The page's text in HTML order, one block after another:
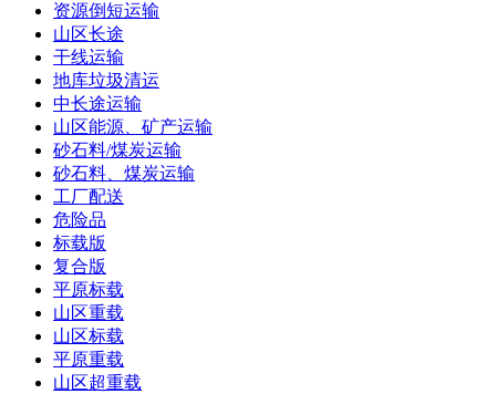
资源倒短运输
山区长途
干线运输
地库垃圾清运
中长途运输
山区能源、矿产运输
砂石料/煤炭运输
砂石料、煤炭运输
工厂配送
危险品
标载版
复合版
平原标载
山区重载
山区标载
平原重载
山区超重载